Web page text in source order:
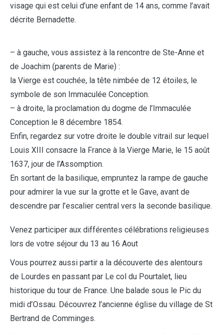
visage qui est celui d’une enfant de 14 ans, comme l’avait
décrite Bernadette.
– à gauche, vous assistez à la rencontre de Ste-Anne et
de Joachim (parents de Marie) :
la Vierge est couchée, la tête nimbée de 12 étoiles, le
symbole de son Immaculée Conception.
– à droite, la proclamation du dogme de l’Immaculée
Conception le 8 décembre 1854.
Enfin, regardez sur votre droite le double vitrail sur lequel
Louis XIII consacre la France à la Vierge Marie, le 15 août
1637, jour de l’Assomption.
En sortant de la basilique, empruntez la rampe de gauche
pour admirer la vue sur la grotte et le Gave, avant de
descendre par l’escalier central vers la seconde basilique.
Venez participer aux différentes célébrations religieuses
lors de votre séjour du 13 au 16 Aout
Vous pourrez aussi partir a la découverte des alentours
de Lourdes en passant par Le col du Pourtalet, lieu
historique du tour de France. Une balade sous le Pic du
midi d’Ossau. Découvrez l’ancienne église du village de St
Bertrand de Comminges.